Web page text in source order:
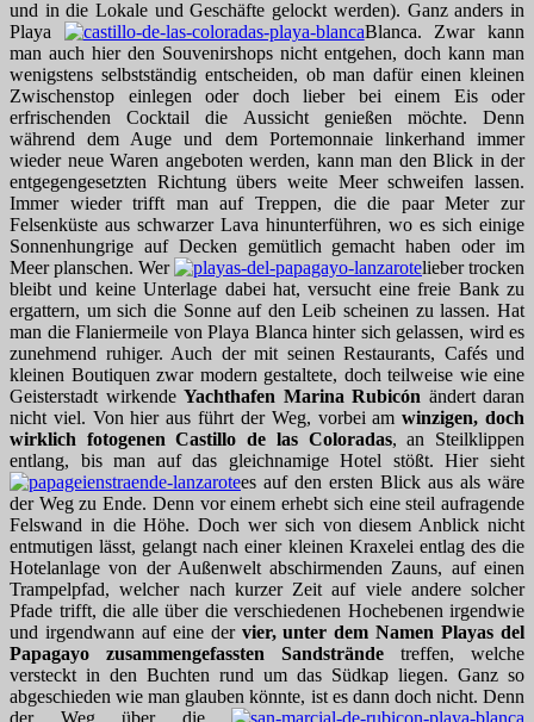
und in die Lokale und Geschäfte gelockt werden). Ganz anders in
Playa
Blanca. Zwar kann
man auch hier den Souvenirshops nicht entgehen, doch kann man
wenigstens selbstständig entscheiden, ob man dafür einen kleinen
Zwischenstop einlegen oder doch lieber bei einem Eis oder
erfrischenden Cocktail die Aussicht genießen möchte. Denn
während dem Auge und dem Portemonnaie linkerhand immer
wieder neue Waren angeboten werden, kann man den Blick in der
entgegengesetzten Richtung übers weite Meer schweifen lassen.
Immer wieder trifft man auf Treppen, die die paar Meter zur
Felsenküste aus schwarzer Lava hinunterführen, wo es sich einige
Sonnenhungrige auf Decken gemütlich gemacht haben oder im
Meer planschen. Wer
lieber trocken
bleibt und keine Unterlage dabei hat, versucht eine freie Bank zu
ergattern, um sich die Sonne auf den Leib scheinen zu lassen. Hat
man die Flaniermeile von Playa Blanca hinter sich gelassen, wird es
zunehmend ruhiger. Auch der mit seinen Restaurants, Cafés und
kleinen Boutiquen zwar modern gestaltete, doch teilweise wie eine
Geisterstadt wirkende Yachthafen Marina Rubicón ändert daran
nicht viel. Von hier aus führt der Weg, vorbei amwinzigen, doch
wirklich fotogenen Castillo de las Coloradas, an Steilklippen
entlang, bis man auf das gleichnamige Hotel stößt. Hier sieht
es auf den ersten Blick aus als wäre
der Weg zu Ende. Denn vor einem erhebt sich eine steil aufragende
Felswand in die Höhe. Doch wer sich von diesem Anblick nicht
entmutigen lässt, gelangt nach einer kleinen Kraxelei entlag des die
Hotelanlage von der Außenwelt abschirmenden Zauns, auf einen
Trampelpfad, welcher nach kurzer Zeit auf viele andere solcher
Pfade trifft, die alle über die verschiedenen Hochebenen irgendwie
und irgendwann auf eine der vier, unter dem Namen Playas del
Papagayo zusammengefassten Sandstrände treffen, welche
versteckt in den Buchten rund um das Südkap liegen. Ganz so
abgeschieden wie man glauben könnte, ist es dann doch nicht. Denn